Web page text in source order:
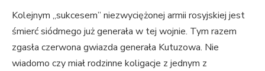
Kolejnym „sukcesem” niezwyciężonej armii rosyjskiej jest
śmierć siódmego już generała w tej wojnie. Tym razem
zgasła czerwona gwiazda generała Kutuzowa. Nie
wiadomo czy miał rodzinne koligacje z jednym z